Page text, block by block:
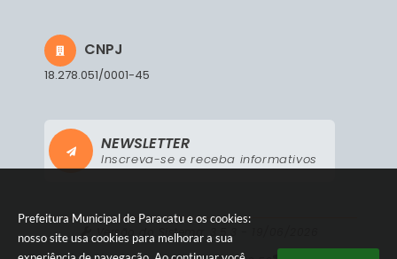
Prefeitura Municipal de Paracatu e os cookies:
nosso site usa cookies para melhorar a sua
CNPJ
18.278.051/0001-45
NEWSLETTER
Inscreva-se e receba informativos
Versão do Sistema: